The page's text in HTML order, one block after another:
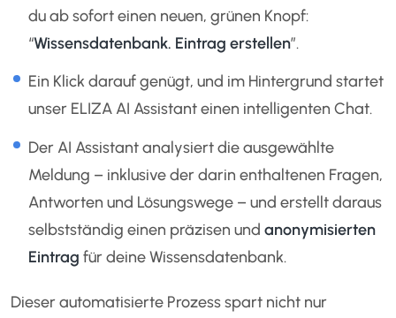
du ab sofort einen neuen, grünen Knopf:
“Wissensdatenbank. Eintrag erstellen”.
Ein Klick darauf genügt, und im Hintergrund startet
unser ELIZA AI Assistant einen intelligenten Chat.
Der AI Assistant analysiert die ausgewählte
Meldung – inklusive der darin enthaltenen Fragen,
Antworten und Lösungswege – und erstellt daraus
selbstständig einen präzisen und anonymisierten
Eintrag für deine Wissensdatenbank.
Dieser automatisierte Prozess spart nicht nur